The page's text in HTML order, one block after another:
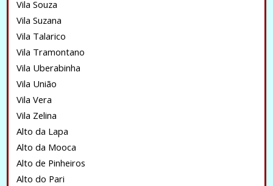
Vila Souza
Vila Suzana
Vila Talarico
Vila Tramontano
Vila Uberabinha
Vila União
Vila Vera
Vila Zelina
Alto da Lapa
Alto da Mooca
Alto de Pinheiros
Alto do Pari